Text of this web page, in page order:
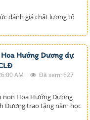
đánh giá chất lượng tổ
Hướng Dương dự
AM
Đã xem: 627
non Hoa Hướng Dương
Dương trao tặng năm học